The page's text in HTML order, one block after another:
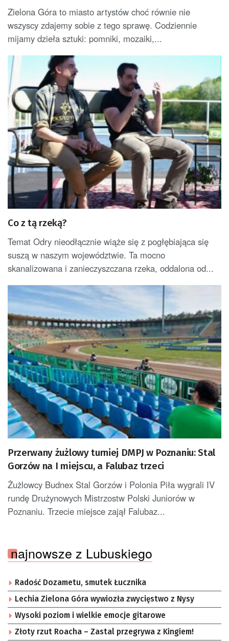
Góra w czwartek po 18.00
Zielona Góra to miasto artystów choć równie nie
wszyscy zdajemy sobie z tego sprawę. Codziennie
mijamy dzieła sztuki: pomniki, mozaiki,...
Co z tą rzeką?
Temat Odry nieodłącznie wiąże się z pogłębiająca się
suszą w naszym województwie. Ta mocno
skanalizowana i zanieczyszczana rzeka, oddalona od...
Przerwany żużlowy turniej DMPJ w Poznaniu: Stal
Gorzów na I miejscu, a Falubaz trzeci
Żużlowcy Budnex Stal Gorzów i Polonia Piła wygrali IV
rundę Drużynowych Mistrzostw Polski Juniorów w
Poznaniu. Trzecie miejsce zajął Falubaz...
najnowsze z Lubuskiego
Radość Dozametu, smutek Łucznika
Lechia Zielona Góra wywiozła zwycięstwo z Nysy
Wysoki poziom i wielkie emocje gitarowe
Złoty rzut Roacha – Zastal przegrywa z Kingiem!